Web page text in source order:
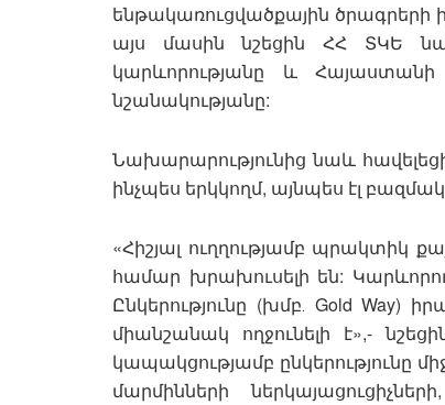
ենթակառուցվածքային ծրագրերի
այս մասին նշեցին ՀՀ ՏԿԵ
կարևորությանը և
նշանակությանը:
Նախարարությունից նաև
ինչպես երկկողմ, այնպես էլ
«Հիշյալ ուղղությամբ պրակտիկ
համար խրախուսելի են:
Ընկերությունը (խմբ․ Gold Way)
միանշանակ ողջունելի է»,-
կապակցությամբ ընկերությունը
մարմինների